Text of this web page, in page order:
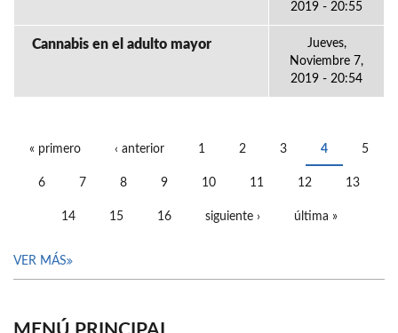
2019 - 20:55
Cannabis en el adulto mayor
Jueves,
Noviembre 7,
2019 - 20:54
« primero ‹ anterior 1 2 3 4 5
6 7 8 9 10 11 12 13
14 15 16 siguiente › última »
VER MÁS